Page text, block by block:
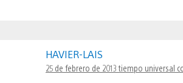
HAVIER-LAIS
25 de febrero de 2013 tiempo universal